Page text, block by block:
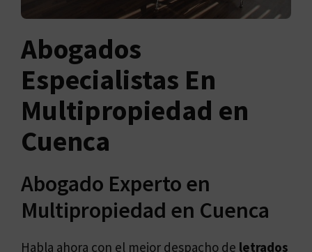
Abogados
Especialistas En
Multipropiedad en
Cuenca
Abogado Experto en
Multipropiedad en Cuenca
Habla ahora con el mejor despacho de letrados